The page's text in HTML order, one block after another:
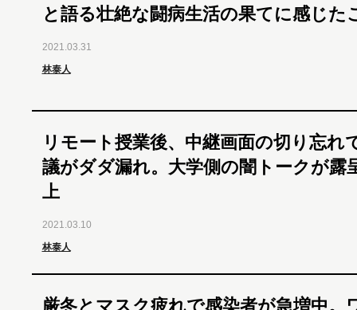
と語る壮絶な闘病生活の果てに感じた
2021.03.31
林泰人
リモート授業後、中継画面の切り忘れ
議がダダ漏れ。大学側の闇トークが露
上
2021.03.10
林泰人
厳冬とマスク疲れで感染者が急増中。